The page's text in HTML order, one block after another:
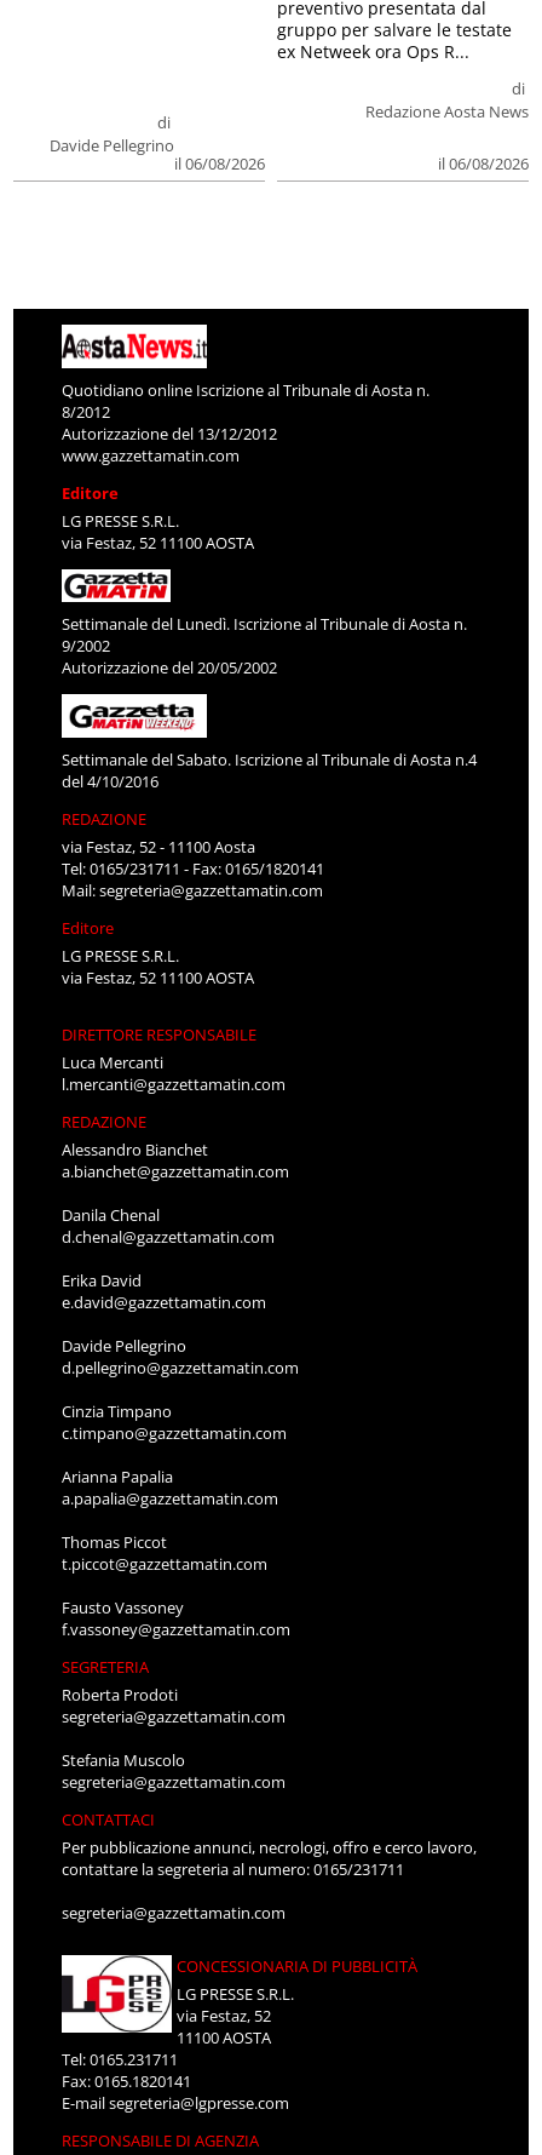
di
Davide Pellegrino
il 06/08/2026
di
Redazione Aosta News
il 06/08/2026
preventivo presentata dal
gruppo per salvare le testate
ex Netweek ora Ops R...
Quotidiano online Iscrizione al Tribunale di Aosta n.
8/2012
Autorizzazione del 13/12/2012
www.gazzettamatin.com
Editore
LG PRESSE S.R.L.
via Festaz, 52 11100 AOSTA
Settimanale del Lunedì. Iscrizione al Tribunale di Aosta n.
9/2002
Autorizzazione del 20/05/2002
Settimanale del Sabato. Iscrizione al Tribunale di Aosta n.4
del 4/10/2016
REDAZIONE
via Festaz, 52 - 11100 Aosta
Tel: 0165/231711 - Fax: 0165/1820141
Mail:segreteria@gazzettamatin.com
Editore
LG PRESSE S.R.L.
via Festaz, 52 11100 AOSTA
DIRETTORE RESPONSABILE
Luca Mercanti
l.mercanti@gazzettamatin.com
REDAZIONE
Alessandro Bianchet
a.bianchet@gazzettamatin.com
Danila Chenal
d.chenal@gazzettamatin.com
Erika David
e.david@gazzettamatin.com
Davide Pellegrino
d.pellegrino@gazzettamatin.com
Cinzia Timpano
c.timpano@gazzettamatin.com
Arianna Papalia
a.papalia@gazzettamatin.com
Thomas Piccot
t.piccot@gazzettamatin.com
Fausto Vassoney
f.vassoney@gazzettamatin.com
SEGRETERIA
Roberta Prodoti
segreteria@gazzettamatin.com
Stefania Muscolo
segreteria@gazzettamatin.com
CONTATTACI
Per pubblicazione annunci, necrologi, offro e cerco lavoro,
contattare la segreteria al numero: 0165/231711
segreteria@gazzettamatin.com
CONCESSIONARIA DI PUBBLICITÀ
LG PRESSE S.R.L.
via Festaz, 52
11100 AOSTA
Tel: 0165.231711
Fax: 0165.1820141
E-mailsegreteria@lgpresse.com
RESPONSABILE DI AGENZIA